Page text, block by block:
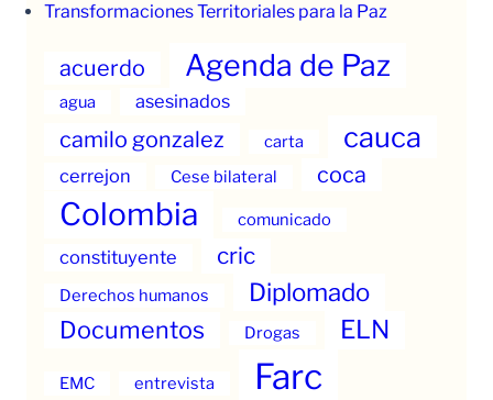
Transformaciones Territoriales para la Paz
acuerdo Agenda de Paz
agua asesinados
camilo gonzalez carta cauca
cerrejon Cese bilateral coca
Colombia comunicado
constituyente cric
Derechos humanos Diplomado
Documentos Drogas ELN
EMC entrevista Farc